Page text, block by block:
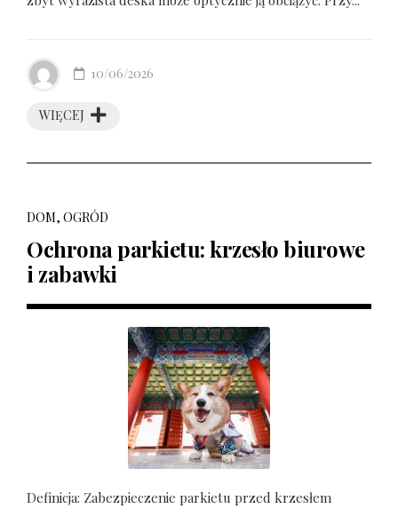
WIĘCEJ
10/06/2026
DOM, OGRÓD
Ochrona parkietu: krzesło biurowe
i zabawki
Definicja: Zabezpieczenie parkietu przed krzesłem